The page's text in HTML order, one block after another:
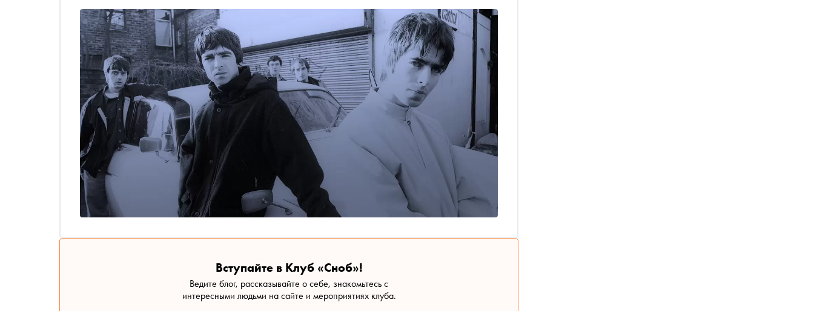
Вступайте в Клуб «Сноб»!
Ведите блог, рассказывайте о себе, знакомьтесь с
интересными людьми на сайте и мероприятиях клуба.